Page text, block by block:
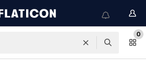
0